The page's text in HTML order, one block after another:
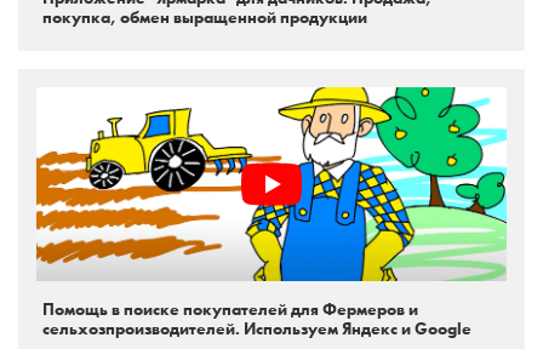
покупка, обмен выращенной продукции
Помощь в поиске покупателей для Фермеров и
сельхозпроизводителей. Используем Яндекс и Google